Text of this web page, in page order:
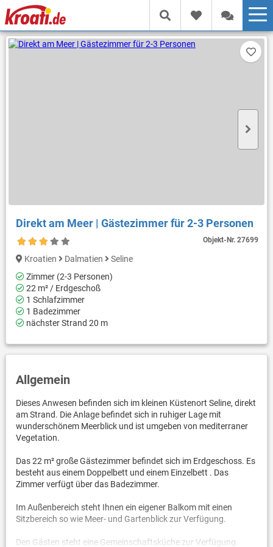
Direkt am Meer | Gästezimmer für 2-3 Personen
Objekt-Nr.27699
Kroatien Dalmatien
Seline
Zimmer (2-3 Personen)
22 m² / Erdgeschoß
1 Schlafzimmer
1 Badezimmer
nächster Strand 20 m
Allgemein
Dieses Anwesen befinden sich im kleinen Küstenort Seline, direkt
am Strand. Die Anlage befindet sich in ruhiger Lage mit
wunderschönem Meerblick und ist umgeben von mediterraner
Vegetation.
Das 22 m² große Gästezimmer befindet sich im Erdgeschoss. Es
besteht aus einem Doppelbett und einem Einzelbett . Das
Zimmer verfügt über das Badezimmer.
Im Außenbereich steht Ihnen ein eigener Balkom mit einen
Sitzbereich so wie Meer- und Gartenblick zur Verfügung.
Den Gästen steht eine Gemeinschaftsküche zur Verfügung.